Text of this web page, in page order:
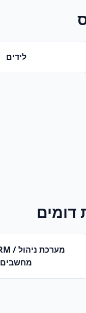
לידים
דומים
מערכת ניהול / CRM
מחשבים